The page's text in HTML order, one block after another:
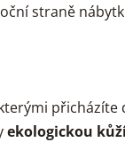
straně
ekologickou